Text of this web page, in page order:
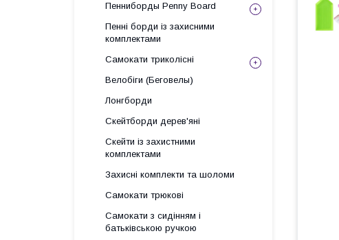
Пенниборды Penny Board
Пенні борди із захисними
комплектами
Самокати триколісні
Велобіги (Беговелы)
Лонгборди
Скейтборди дерев'яні
Скейти із захистними
комплектами
Захисні комплекти та шоломи
Самокати трюкові
Самокати з сидінням і
батьківською ручкою